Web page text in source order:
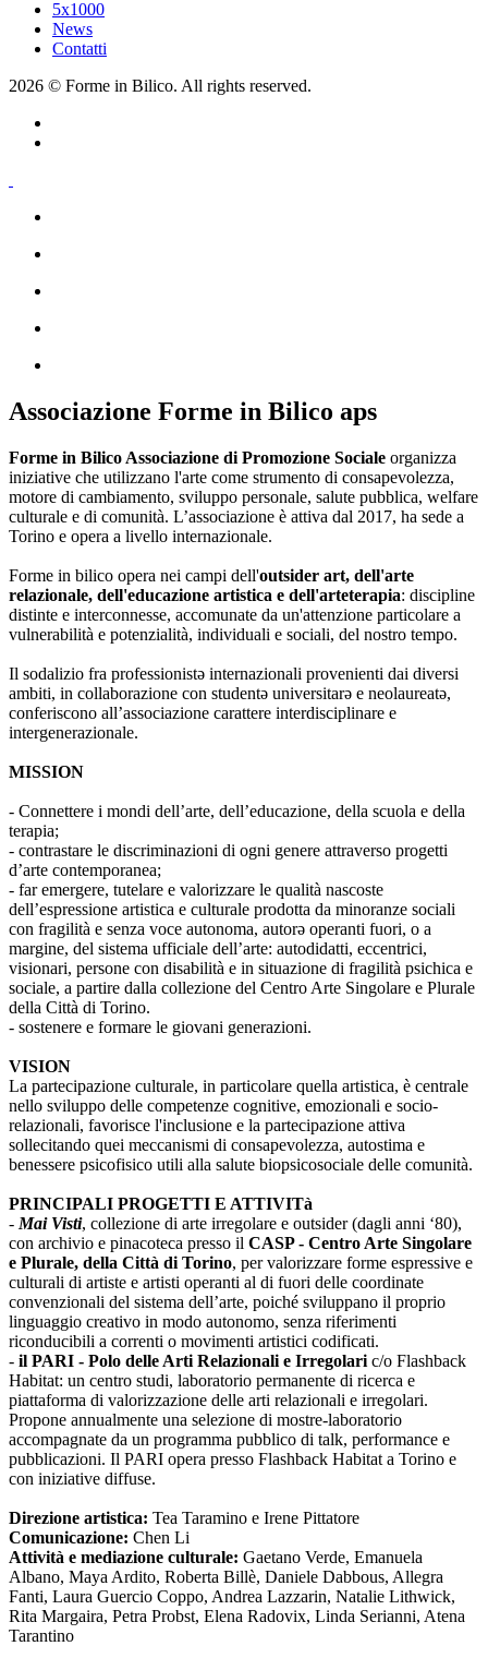
5x1000
News
Contatti
2026 © Forme in Bilico. All rights reserved.
Associazione Forme in Bilico aps
Forme in Bilico Associazione di Promozione Sociale organizza
iniziative che utilizzano l'arte come strumento di consapevolezza,
motore di cambiamento, sviluppo personale, salute pubblica, welfare
culturale e di comunità. L’associazione è attiva dal 2017, ha sede a
Torino e opera a livello internazionale.
Forme in bilico opera nei campi dell'outsider art, dell'arte
relazionale, dell'educazione artistica e dell'arteterapia: discipline
distinte e interconnesse, accomunate da un'attenzione particolare a
vulnerabilità e potenzialità, individuali e sociali, del nostro tempo.
Il sodalizio fra professionistə internazionali provenienti dai diversi
ambiti, in collaborazione con studentə universitarə e neolaureatə,
conferiscono all’associazione carattere interdisciplinare e
intergenerazionale.
MISSION
- Connettere i mondi dell’arte, dell’educazione, della scuola e della
terapia;
- contrastare le discriminazioni di ogni genere attraverso progetti
d’arte contemporanea;
- far emergere, tutelare e valorizzare le qualità nascoste
dell’espressione artistica e culturale prodotta da minoranze sociali
con fragilità e senza voce autonoma, autorə operanti fuori, o a
margine, del sistema ufficiale dell’arte: autodidatti, eccentrici,
visionari, persone con disabilità e in situazione di fragilità psichica e
sociale, a partire dalla collezione del Centro Arte Singolare e Plurale
della Città di Torino.
- sostenere e formare le giovani generazioni.
VISION
La partecipazione culturale, in particolare quella artistica, è centrale
nello sviluppo delle competenze cognitive, emozionali e socio-
relazionali, favorisce l'inclusione e la partecipazione attiva
sollecitando quei meccanismi di consapevolezza, autostima e
benessere psicofisico utili alla salute biopsicosociale delle comunità.
PRINCIPALI PROGETTI E ATTIVITà
- Mai Visti, collezione di arte irregolare e outsider (dagli anni ‘80),
con archivio e pinacoteca presso il CASP - Centro Arte Singolare
e Plurale, della Città di Torino, per valorizzare forme espressive e
culturali di artiste e artisti operanti al di fuori delle coordinate
convenzionali del sistema dell’arte, poiché sviluppano il proprio
linguaggio creativo in modo autonomo, senza riferimenti
riconducibili a correnti o movimenti artistici codificati.
- il PARI - Polo delle Arti Relazionali e Irregolari c/o Flashback
Habitat: un centro studi, laboratorio permanente di ricerca e
piattaforma di valorizzazione delle arti relazionali e irregolari.
Propone annualmente una selezione di mostre-laboratorio
accompagnate da un programma pubblico di talk, performance e
pubblicazioni. Il PARI opera presso Flashback Habitat a Torino e
con iniziative diffuse.
Direzione artistica: Tea Taramino e Irene Pittatore
Comunicazione: Chen Li
Attività e mediazione culturale: Gaetano Verde, Emanuela
Albano, Maya Ardito, Roberta Billè, Daniele Dabbous, Allegra
Fanti, Laura Guercio Coppo, Andrea Lazzarin, Natalie Lithwick,
Rita Margaira, Petra Probst, Elena Radovix, Linda Serianni, Atena
Tarantino